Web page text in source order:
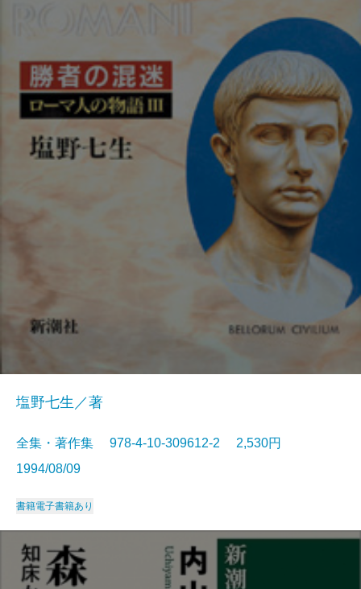
塩野七生／著
全集・著作集 978-4-10-309612-2 2,530円
1994/08/09
書籍電子書籍あり